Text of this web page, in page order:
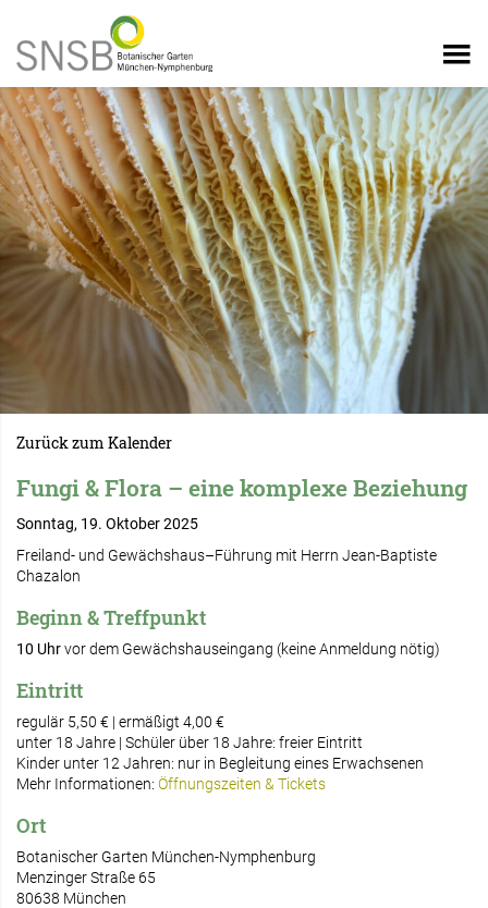
Zurück zum Kalender
Fungi & Flora – eine komplexe Beziehung
Sonntag, 19. Oktober 2025
Freiland- und Gewächshaus–Führung mit Herrn Jean-Baptiste
Chazalon
Beginn & Treffpunkt
10 Uhrvor dem Gewächshauseingang (keine Anmeldung nötig)
Eintritt
regulär 5,50 € | ermäßigt 4,00 €
unter 18 Jahre | Schüler über 18 Jahre: freier Eintritt
Kinder unter 12 Jahren: nur in Begleitung eines Erwachsenen
Mehr Informationen: Öffnungszeiten & Tickets
Ort
Botanischer Garten München-Nymphenburg
Menzinger Straße 65
80638 München